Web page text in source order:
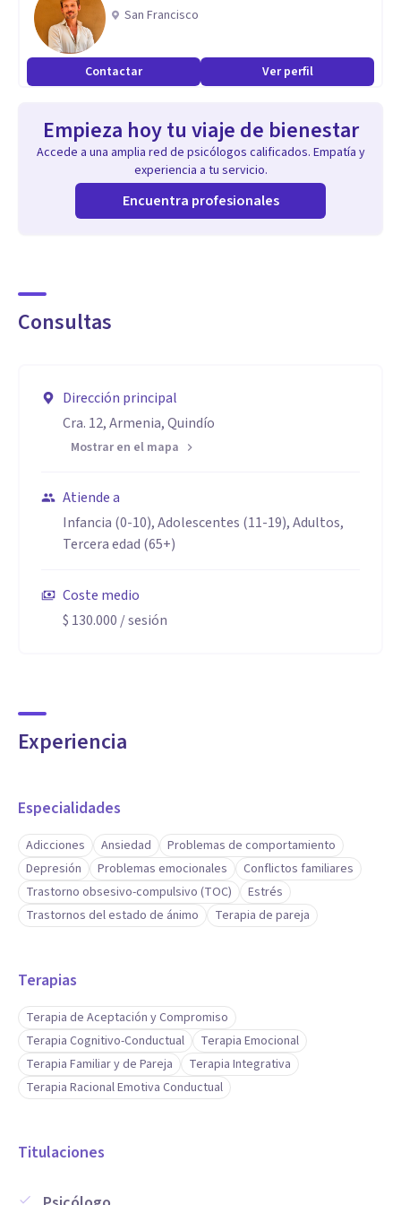
Clínica (Psicoterapia, Farmacodependencia (Adicciones),
Terapia de Pareja, Terapia Familiar, Orientación Vocacional).
Neuropsicología clínica, Neuropsicología Infantil.
Invito a los consultantes a visitarme, pues ofrezco un
espacio amplio, tranquilo, cómodo, abierto y de gran
escucha. Ofrezco muchas alternativas y estrategias para el
cambio (emocional, comportamental y mental).
San Francisco
Contactar Ver perfil
Empieza hoy tu viaje de bienestar
Accede a una amplia red de psicólogos calificados. Empatía y
experiencia a tu servicio.
Encuentra profesionales
Consultas
Dirección principal
Cra. 12, Armenia, Quindío
Mostrar en el mapa
Atiende a
Infancia (0-10), Adolescentes (11-19), Adultos,
Tercera edad (65+)
Coste medio
$ 130.000 / sesión
Experiencia
Especialidades
Adicciones Ansiedad
Problemas de comportamiento
Depresión
Problemas emocionales
Conflictos familiares
Trastorno obsesivo-compulsivo (TOC)
Estrés
Trastornos del estado de ánimo
Terapia de pareja
Terapias
Terapia de Aceptación y Compromiso
Terapia Cognitivo-Conductual
Terapia Emocional
Terapia Familiar y de Pareja
Terapia Integrativa
Terapia Racional Emotiva Conductual
Titulaciones